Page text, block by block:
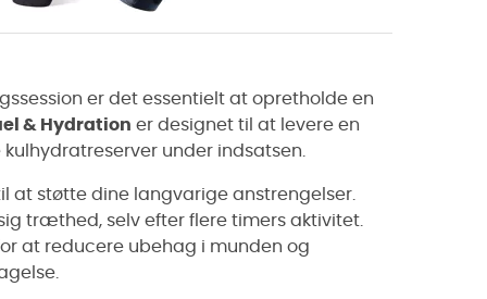
er det essentielt at opretholde en
& Hydration er designet til at levere en
under indsatsen.
at støtte dine langvarige anstrengelser.
træthed, selv efter flere timers aktivitet.
at reducere ubehag i munden og